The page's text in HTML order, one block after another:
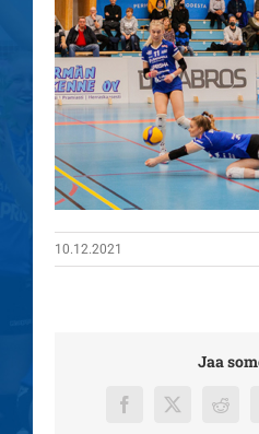
10.12.2021
Jaa
Facebook
X